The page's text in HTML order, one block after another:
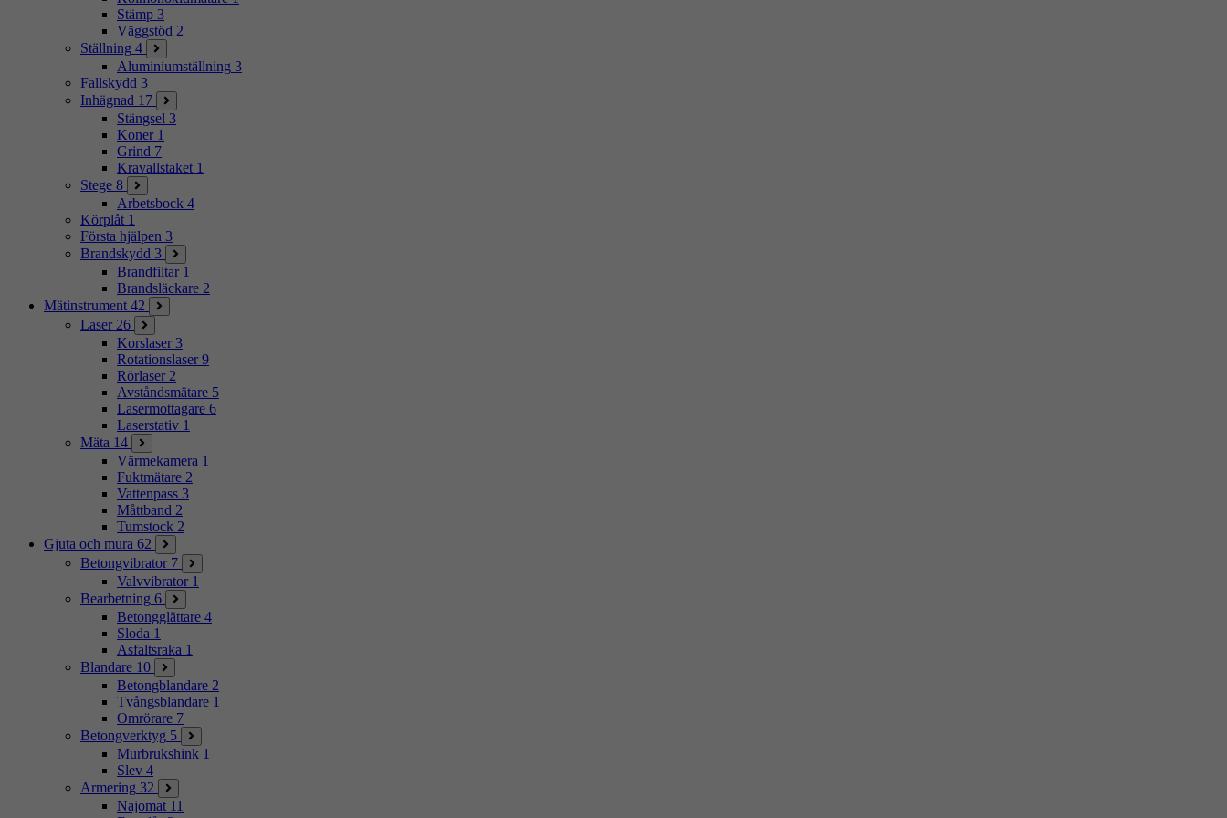
Stämp 3
Väggstöd 2
Ställning 4
Aluminiumställning 3
Fallskydd 3
Inhägnad 17
Stängsel 3
Koner 1
Grind 7
Kravallstaket 1
Stege 8
Arbetsbock 4
Körplåt 1
Första hjälpen 3
Brandskydd 3
Brandfiltar 1
Brandsläckare 2
Mätinstrument 42
Laser 26
Korslaser 3
Rotationslaser 9
Rörlaser 2
Avståndsmätare 5
Lasermottagare 6
Laserstativ 1
Mäta 14
Värmekamera 1
Fuktmätare 2
Vattenpass 3
Måttband 2
Tumstock 2
Gjuta och mura 62
Betongvibrator 7
Valvvibrator 1
Bearbetning 6
Betongglättare 4
Sloda 1
Asfaltsraka 1
Blandare 10
Betongblandare 2
Tvångsblandare 1
Omrörare 7
Betongverktyg 5
Murbrukshink 1
Slev 4
Armering 32
Najomat 11